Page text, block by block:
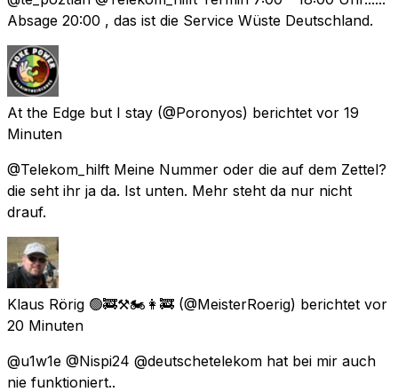
Absage 20:00 , das ist die Service Wüste Deutschland.
At the Edge but I stay (@Poronyos) berichtet vor 19
Minuten
@Telekom_hilft Meine Nummer oder die auf dem Zettel?
die seht ihr ja da. Ist unten. Mehr steht da nur nicht
drauf.
Klaus Rörig 🟢🚒⚒🏍👩‍🚒 (@MeisterRoerig) berichtet vor
20 Minuten
@u1w1e @Nispi24 @deutschetelekom hat bei mir auch
nie funktioniert..